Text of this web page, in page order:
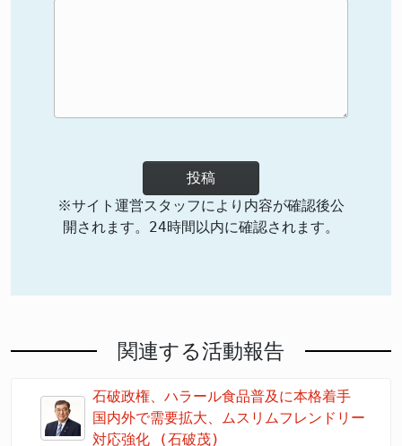
投稿
※サイト運営スタッフにより内容が確認後公
開されます。24時間以内に確認されます。
関連する活動報告
石破政権、ハラール食品普及に本格着手
国内外で需要拡大、ムスリムフレンドリー
対応強化 (石破茂)